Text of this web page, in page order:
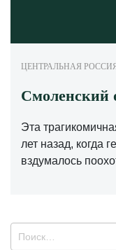
ЦЕНТРАЛЬНАЯ
Смоленский
Эта
лет назад, когда
вздумалось